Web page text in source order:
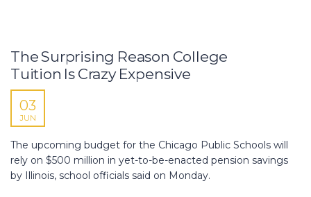
The Surprising Reason College
Tuition Is Crazy Expensive
03
JUN
The upcoming budget for the Chicago Public Schools will
rely on $500 million in yet-to-be-enacted pension savings
by Illinois, school officials said on Monday.